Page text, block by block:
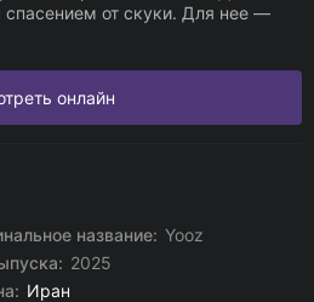
спасением от скуки. Для нее —
онлайн
название: Yooz
2025
Иран